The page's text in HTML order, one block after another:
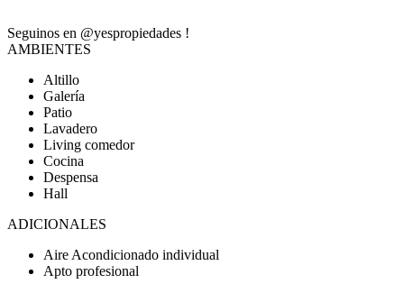
Seguinos en @yespropiedades !
AMBIENTES
Altillo
Galería
Patio
Lavadero
Living comedor
Cocina
Despensa
Hall
ADICIONALES
Aire Acondicionado individual
Apto profesional